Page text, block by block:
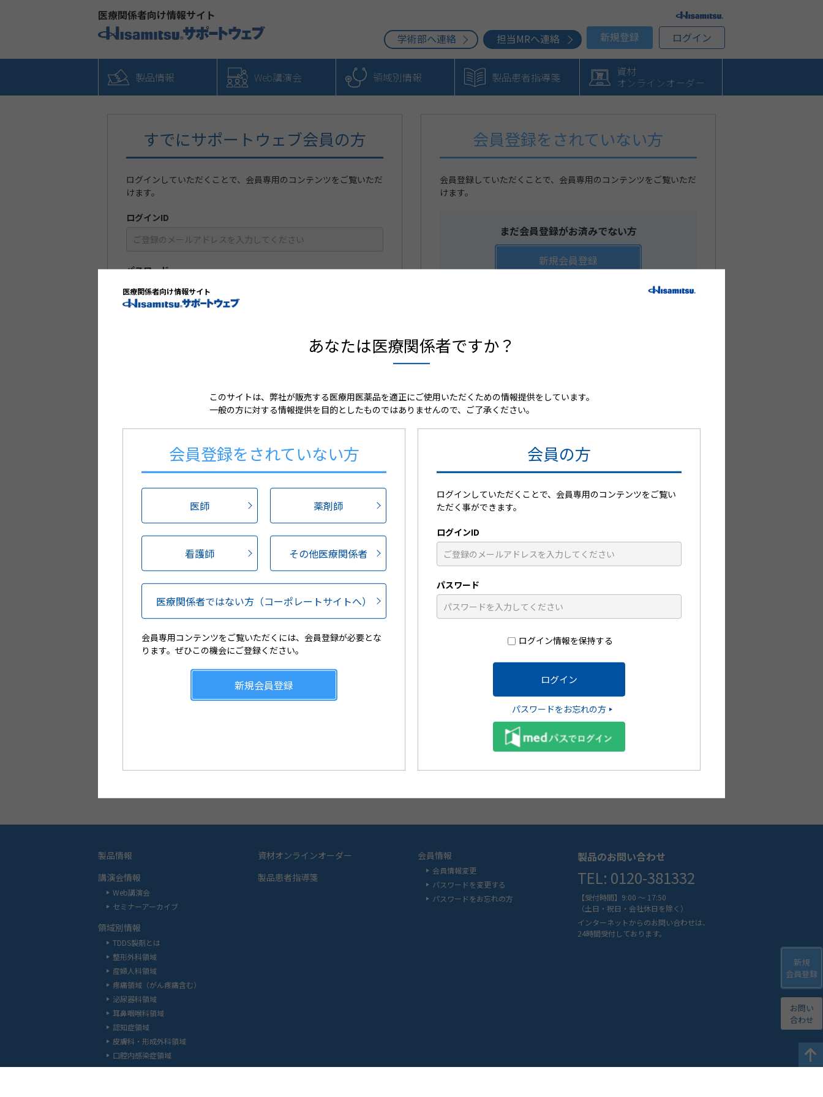
医療関係者向け情報サイト
学術部へ連絡
担当MRへ連絡 新規登録 ログイン
製品情報 Web講演会 領域別情報 製品患者指導箋 資材
オンラインオーダー
新規
会員登録
お問い
合わせ
すでにサポートウェブ会員の方
ログインしていただくことで、会員専用のコンテンツをご覧いただ
けます。
ログインID
パスワード
パスワードをお忘れの方
会員登録をされていない方
会員登録していただくことで、会員専用のコンテンツをご覧いただ
けます。
まだ会員登録がお済みでない方
新規会員登録
会員限定コンテンツのご紹介
新規会員登録
サポートウェブでは日々の診療に役立つコンテンツをご用意しております。
会員登録をされていない医療関係者の方は、新規会員登録をお願いいたします。
患者指導箋や小冊子を無料で注
文可能です
製品情報
講演会情報
Web講演会
セミナーアーカイブ
領域別情報
TDDS製剤とは
整形外科領域
産婦人科領域
疼痛領域（がん疼痛含む）
泌尿器科領域
耳鼻咽喉科領域
認知症領域
皮膚科・形成外科領域
口腔内感染症領域
資材オンラインオーダー
製品患者指導箋
会員情報
会員情報変更
パスワードを変更する
パスワードをお忘れの方
製品のお問い合わせ
TEL: 0120-381332
【受付時間】9:00 ～ 17:50
（土日・祝日・会社休日を除く）
インターネットからのお問い合わせは、
24時間受付しております。
医療関係者向け情報サイト
あなたは医療関係者ですか？
このサイトは、弊社が販売する医療用医薬品を適正にご使用いただくための情報提供をしています。
一般の方に対する情報提供を目的としたものではありませんので、ご了承ください。
会員登録をされていない方
医師 薬剤師
看護師 その他医療関係者
医療関係者ではない方 （コーポレートサイトへ）
会員専用コンテンツをご覧いただくには、会員登録が必要とな
ります。ぜひこの機会にご登録ください。
新規会員登録
会員の方
ログインしていただくことで、会員専用のコンテンツをご覧い
ただく事ができます。
ログインID
パスワード
ログイン情報を保持する
パスワードをお忘れの方